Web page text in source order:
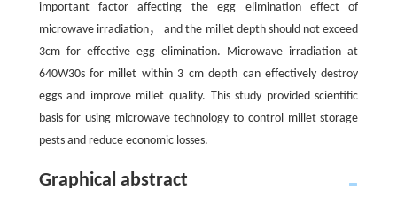
important factor affecting the egg elimination effect of
microwave irradiation， and the millet depth should not exceed
3cm for effective egg elimination. Microwave irradiation at
640W30s for millet within 3 cm depth can effectively destroy
eggs and improve millet quality. This study provided scientific
basis for using microwave technology to control millet storage
pests and reduce economic losses.
Graphical abstract